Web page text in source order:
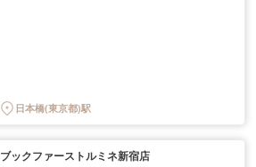
日本橋(東京都)駅
ブックファーストルミネ新宿店